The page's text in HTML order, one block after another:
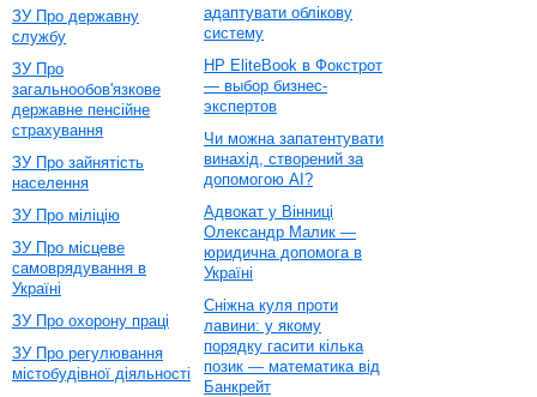
ЗУ Про державну
службу
ЗУ Про
загальнообов'язкове
державне пенсійне
страхування
ЗУ Про зайнятість
населення
ЗУ Про міліцію
ЗУ Про місцеве
самоврядування в
Україні
ЗУ Про охорону праці
ЗУ Про регулювання
містобудівної діяльності
адаптувати облікову
систему
HP EliteBook в Фокстрот
— выбор бизнес-
экспертов
Чи можна запатентувати
винахід, створений за
допомогою AI?
Адвокат у Вінниці
Олександр Малик —
юридична допомога в
Україні
Сніжна куля проти
лавини: у якому
порядку гасити кілька
позик — математика від
Банкрейт